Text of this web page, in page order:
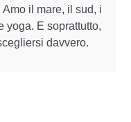
il mare, il sud, i
yoga. E soprattutto,
davvero.